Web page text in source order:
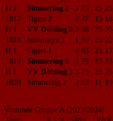
H 1
Simmering 2 3 75 25 25
1817
Tigers 2 0 47 15 18
H 1
VV Döbling 3 3 88 25 25
1818
hotvolleys 3 1 93 23 22
H 1
Tigers 1 0 63 23 17
1819
Simmering 2 3 75 25 25
H 1
VV Döbling 3 3 75 25 25
1820
Simmering 2 0 53 11 19
Vorrunde Gruppe A (2023/2024)